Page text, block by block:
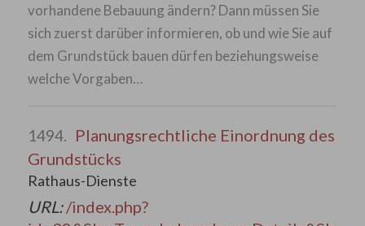
vorhandene Bebauung ändern? Dann müssen Sie
sich zuerst darüber informieren, ob und wie Sie auf
dem Grundstück bauen dürfen beziehungsweise
welche Vorgaben…
1494. Planungsrechtliche Einordnung des
Grundstücks
Rathaus-Dienste
URL:/index.php?